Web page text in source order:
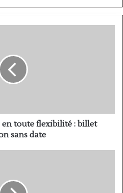
en toute flexibilité : billet
sans date